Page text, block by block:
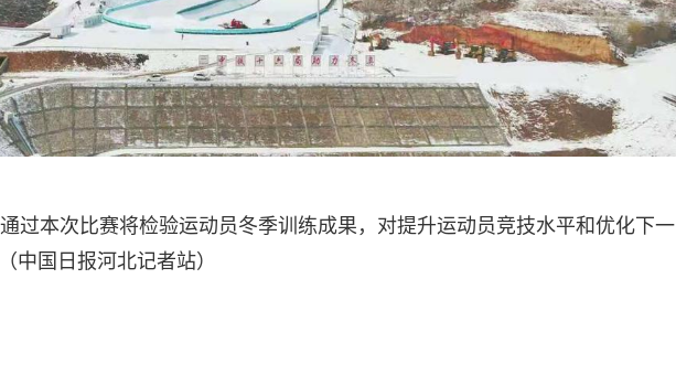
过本次比赛将检验运动员冬季训练成果，对提升运动员竞技水平和优化下一
中国日报河北记者站）